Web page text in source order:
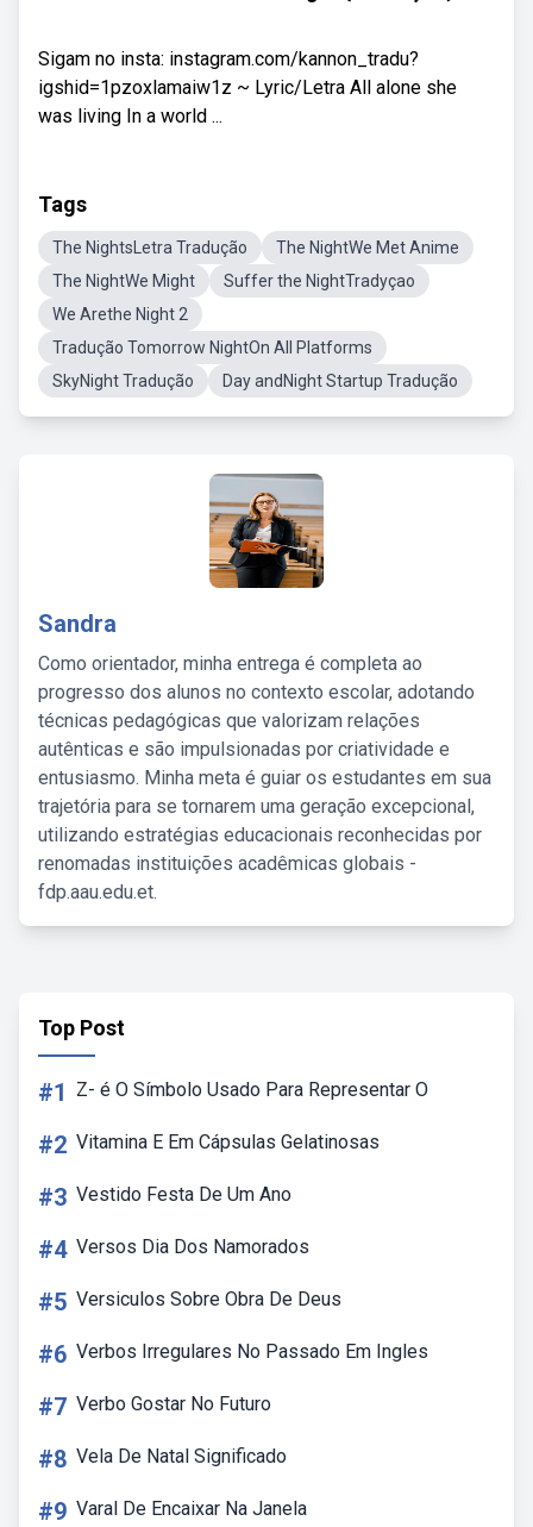
Sigam no insta: instagram.com/kannon_tradu?
igshid=1pzoxlamaiw1z ~ Lyric/Letra All alone she
was living In a world ...
Tags
The NightsLetra Tradução
The NightWe Met Anime
The NightWe Might
Suffer the NightTradyçao
We Arethe Night 2
Tradução Tomorrow NightOn All Platforms
SkyNight Tradução
Day andNight Startup Tradução
Sandra
Como orientador, minha entrega é completa ao
progresso dos alunos no contexto escolar, adotando
técnicas pedagógicas que valorizam relações
autênticas e são impulsionadas por criatividade e
entusiasmo. Minha meta é guiar os estudantes em sua
trajetória para se tornarem uma geração excepcional,
utilizando estratégias educacionais reconhecidas por
renomadas instituições acadêmicas globais -
fdp.aau.edu.et.
Top Post
#1 Z- é O Símbolo Usado Para Representar O
#2 Vitamina E Em Cápsulas Gelatinosas
#3 Vestido Festa De Um Ano
#4 Versos Dia Dos Namorados
#5 Versiculos Sobre Obra De Deus
#6 Verbos Irregulares No Passado Em Ingles
#7 Verbo Gostar No Futuro
#8 Vela De Natal Significado
#9 Varal De Encaixar Na Janela